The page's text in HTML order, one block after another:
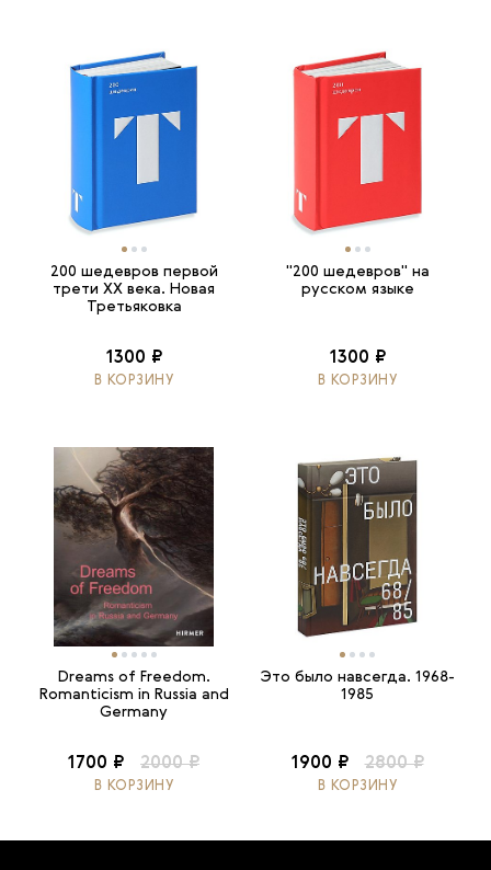
200 шедевров первой
трети ХХ века. Новая
Третьяковка
1300 ₽
В КОРЗИНУ
"200 шедевров" на
русском языке
1300 ₽
В КОРЗИНУ
Dreams of Freedom.
Romanticism in Russia and
Germany
1700 ₽ 2000 ₽
В КОРЗИНУ
Это было навсегда. 1968-
1985
1900 ₽ 2800 ₽
В КОРЗИНУ